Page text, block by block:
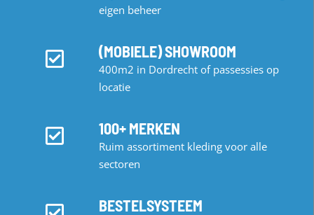
eigen beheer
(MOBIELE) SHOWROOM
400m2 in Dordrecht of passessies op
locatie
100+ MERKEN
Ruim assortiment kleding voor alle
sectoren
BESTELSYSTEEM